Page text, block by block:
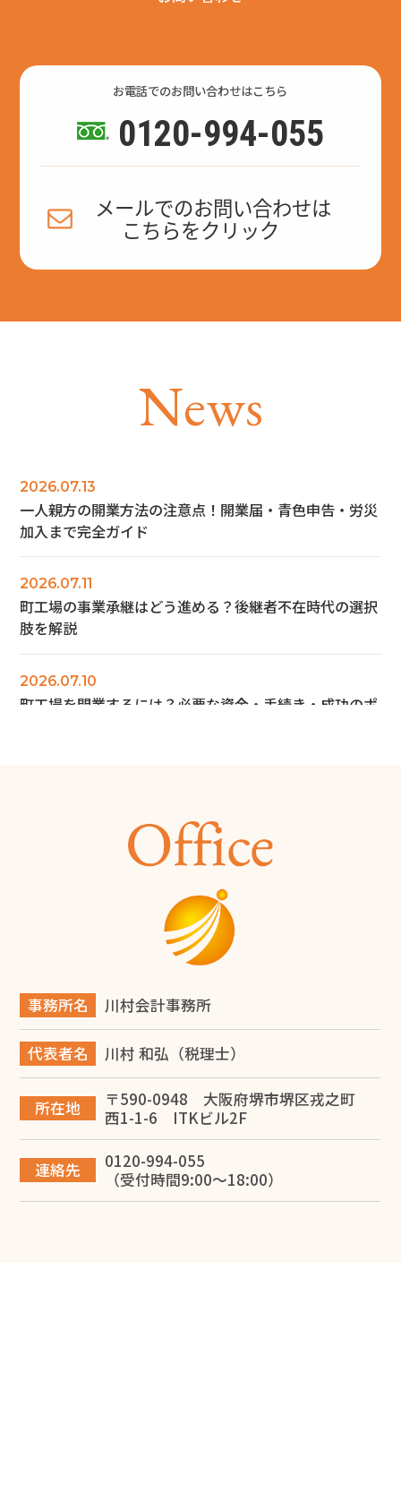
お電話でのお問い合わせはこちら
0120-994-055
メールでのお問い合わせは
こちらをクリック
News
2026.07.13
一人親方の開業方法の注意点！開業届・青色申告・労災
加入まで完全ガイド
2026.07.11
町工場の事業承継はどう進める？後継者不在時代の選択
肢を解説
2026.07.10
町工場を開業するには？必要な資金・手続き・成功のポ
ス12選と入会メリットを解説
旅費規程の日当とは？堺市の税理士が解説
と進め方
2026.06.12
【税理士監修】大阪で建設業を開業する完全ガイド！一
人親方の独立から法人化・融資まで徹底解説
2026.06.10
専従者給与で節税する方法を堺市の税理士が解説
事務所名 川村会計事務所
代表者名 川村 和弘（税理士）
所在地
〒590-0948 大阪府堺市堺区戎之町
西1-1-6 ITKビル2F
連絡先
0120-994-055
（受付時間9:00～18:00）